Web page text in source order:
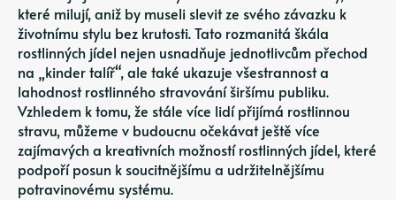
které milují, aniž by museli slevit ze svého závazku k
životnímu stylu bez krutosti. Tato rozmanitá škála
rostlinných jídel nejen usnadňuje jednotlivcům přechod
na „kinder talíř“, ale také ukazuje všestrannost a
lahodnost rostlinného stravování širšímu publiku.
Vzhledem k tomu, že stále více lidí přijímá rostlinnou
stravu, můžeme v budoucnu očekávat ještě více
zajímavých a kreativních možností rostlinných jídel, které
podpoří posun k soucitnějšímu a udržitelnějšímu
potravinovému systému.